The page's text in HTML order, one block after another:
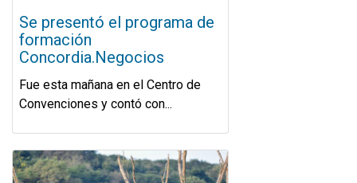
Se presentó el programa de
formación
Concordia.Negocios
Fue esta mañana en el Centro de
Convenciones y contó con...